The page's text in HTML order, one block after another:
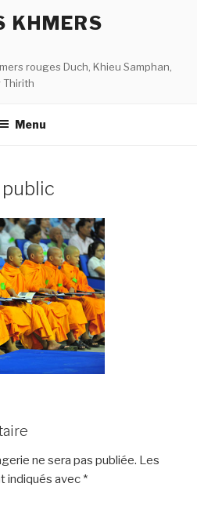
KHMERS
rouges Duch, Khieu Samphan,
Thirith
Menu
public
ne sera pas publiée. Les
indiqués avec *